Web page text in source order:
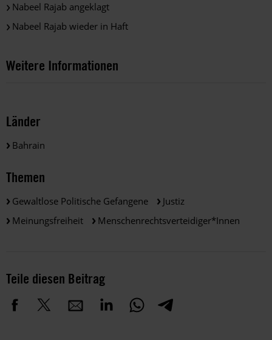
Nabeel Rajab angeklagt
Nabeel Rajab wieder in Haft
Weitere Informationen
Länder
Bahrain
Themen
Gewaltlose Politische Gefangene
Justiz
Meinungsfreiheit
Menschenrechtsverteidiger*innen
Teile diesen Beitrag